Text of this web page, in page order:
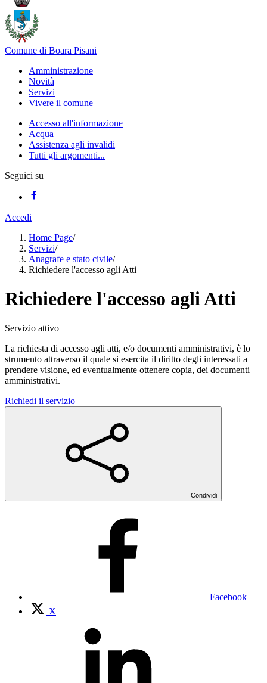
Comune di Boara Pisani
Amministrazione
Novità
Servizi
Vivere il comune
Accesso all'informazione
Acqua
Assistenza agli invalidi
Tutti gli argomenti...
Seguici su
Accedi
Home Page/
Servizi/
Anagrafe e stato civile/
Richiedere l'accesso agli Atti
Richiedere l'accesso agli Atti
Servizio attivo
La richiesta di accesso agli atti, e/o documenti amministrativi, è lo
strumento attraverso il quale si esercita il diritto degli interessati a
prendere visione, ed eventualmente ottenere copia, dei documenti
amministrativi.
Richiedi il servizio
Condividi
Facebook
X